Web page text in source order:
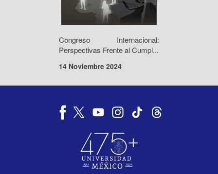
Congreso Internacional:
Perspectivas Frente al Cumpl...
14 Noviembre 2024